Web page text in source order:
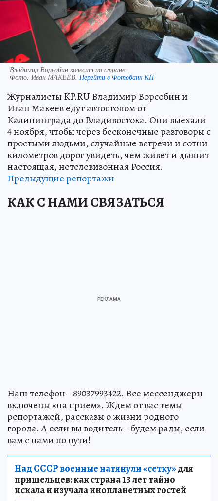
Владимир Ворсобин колесит по стране
Фото: Иван МАКЕЕВ. Перейти в Фотобанк КП
Журналисты KP.RU Владимир Ворсобин и
Иван Макеев едут автостопом от
Калининграда до Владивостока. Они выехали
4 ноября, чтобы через бесконечные разговоры с
простыми людьми, случайные встречи и сотни
километров дорог увидеть, чем живет и дышит
настоящая, нетелевизонная Россия.
Предыдущие репортажи
КАК С НАМИ СВЯЗАТЬСЯ
Наш телефон - 89037993422. Все мессенджеры
включены «на прием». Ждем от вас темы
репортажей, рассказы о жизни родного
города. А если вы водитель - будем рады, если
вам с нами по пути!
Над СССР военные натянули «сетку»для
пришельцев: как страна 13 лет тайно
искала и изучала инопланетных гостей